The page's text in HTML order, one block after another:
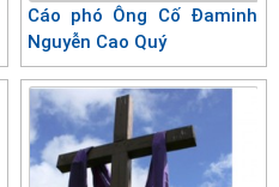
Cáo phó Ông Cố Đaminh
Nguyễn Cao Quý